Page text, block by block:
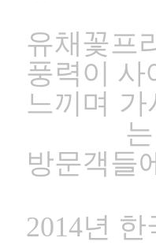
유채꽃프
풍력이 사
느끼며
는
방문객들
2014년